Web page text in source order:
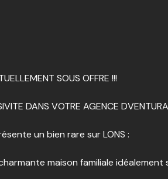
SOUS OFFRE !!!
DANS VOTRE AGENCE
un bien rare sur LONS :
maison familiale idéalement